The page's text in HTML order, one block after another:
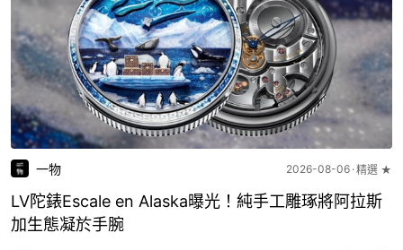
一物 2026-08-06 精選 ★
LV陀錶Escale en Alaska曝光！純手工雕琢將阿拉斯
加生態凝於手腕